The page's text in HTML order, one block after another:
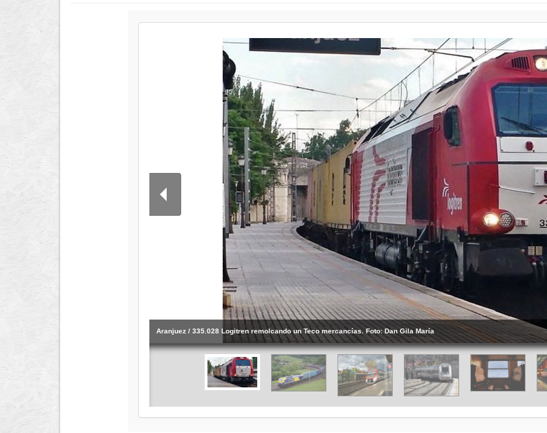
Aranjuez / 335.028 Logitren remolcando un Teco mercancías. Foto: Dan Gila María